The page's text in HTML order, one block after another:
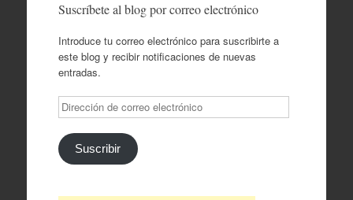
Suscríbete al blog por correo electrónico
Introduce tu correo electrónico para suscribirte a
este blog y recibir notificaciones de nuevas
entradas.
Dirección
de
correo
electrónico
Suscribir